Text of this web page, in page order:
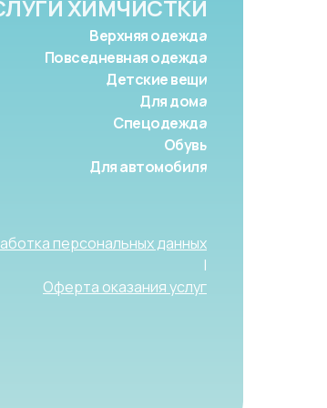
ХИМЧИСТКИ
Верхняя одежда
Повседневная одежда
Детские вещи
Для дома
Спецодежда
Обувь
Для автомобиля
персональных данных
|
Оферта оказания услуг